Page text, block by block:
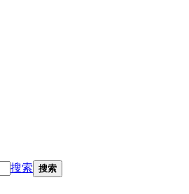
搜索 搜索